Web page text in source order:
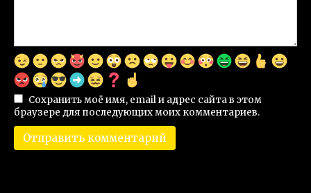
Сохранить моё имя, email и адрес сайта в этом
браузере для последующих моих комментариев.